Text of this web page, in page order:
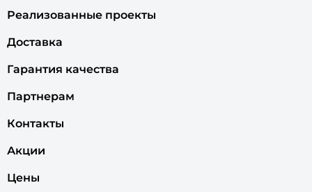
Реализованные проекты
Доставка
Гарантия качества
Партнерам
Контакты
Акции
Цены